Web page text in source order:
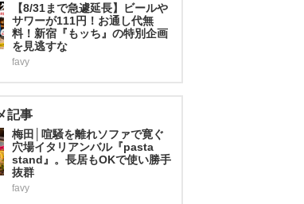
【8/31まで急遽延長】ビールや
サワーが111円！お通し代無
料！新宿『もッち』の特別企画
を見逃すな
favy
記事
梅田│喧騒を離れソファで寛ぐ
穴場イタリアンバル『pasta
stand』。長居もOKで使い勝手
抜群
favy